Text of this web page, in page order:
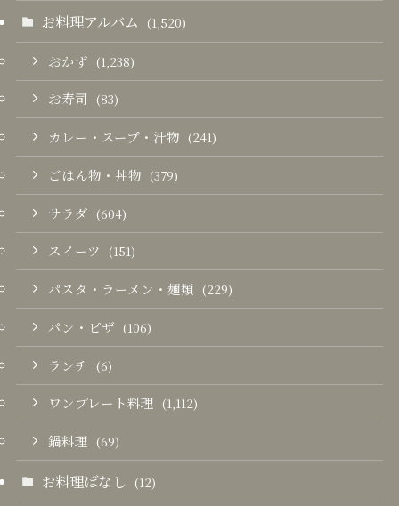
お料理アルバム (1,520)
おかず (1,238)
お寿司 (83)
カレー・スープ・汁物 (241)
ごはん物・丼物 (379)
サラダ (604)
スイーツ (151)
パスタ・ラーメン・麺類 (229)
パン・ピザ (106)
ランチ (6)
ワンプレート料理 (1,112)
鍋料理 (69)
お料理ばなし (12)